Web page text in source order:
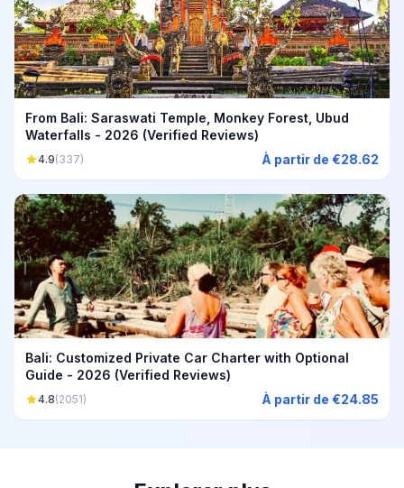
From Bali: Saraswati Temple, Monkey Forest, Ubud
Waterfalls - 2026 (Verified Reviews)
4.9(337) À partir de €28.62
Bali: Customized Private Car Charter with Optional
Guide - 2026 (Verified Reviews)
4.8(2051) À partir de €24.85